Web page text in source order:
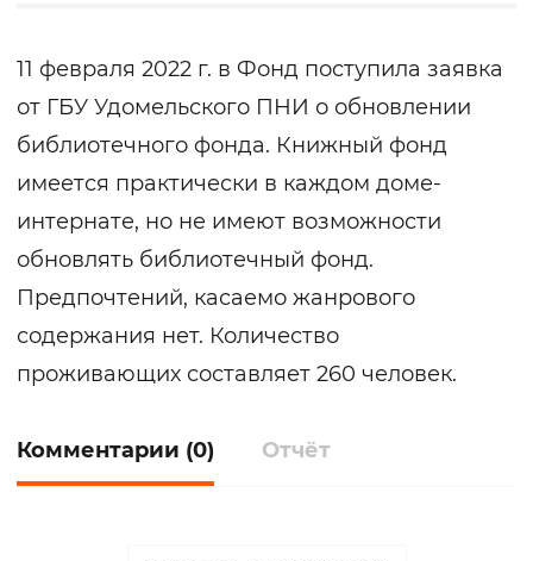
11 февраля 2022 г. в Фонд поступила заявка
от ГБУ Удомельского ПНИ о обновлении
библиотечного фонда. Книжный фонд
имеется практически в каждом доме-
интернате, но не имеют возможности
обновлять библиотечный фонд.
Предпочтений, касаемо жанрового
содержания нет. Количество
проживающих составляет 260 человек.
Комментарии (0) Отчёт